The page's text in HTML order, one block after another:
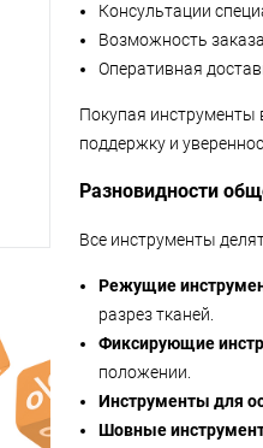
Консультации
Возможность
Оперативная
Покупая инструменты
поддержку и
Разновидности
Все инструменты
Режущие
разрез тканей.
Фиксирующие
положении.
Инструменты для
Шовные